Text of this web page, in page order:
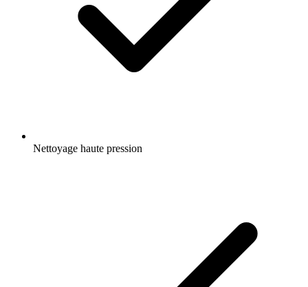
Nettoyage haute pression